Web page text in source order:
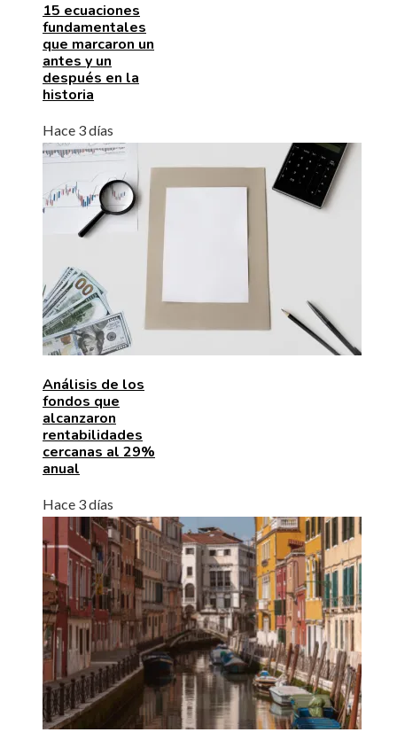
15 ecuaciones
fundamentales
que marcaron un
antes y un
después en la
historia
Hace 3 días
Análisis de los
fondos que
alcanzaron
rentabilidades
cercanas al 29%
anual
Hace 3 días